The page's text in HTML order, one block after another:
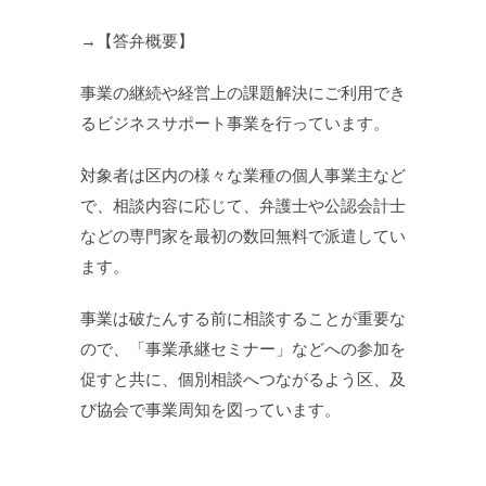
→【答弁概要】
事業の継続や経営上の課題解決にご利用でき
るビジネスサポート事業を行っています。
対象者は区内の様々な業種の個人事業主など
で、相談内容に応じて、弁護士や公認会計士
などの専門家を最初の数回無料で派遣してい
ます。
事業は破たんする前に相談することが重要な
ので、「事業承継セミナー」などへの参加を
促すと共に、個別相談へつながるよう区、及
び協会で事業周知を図っています。